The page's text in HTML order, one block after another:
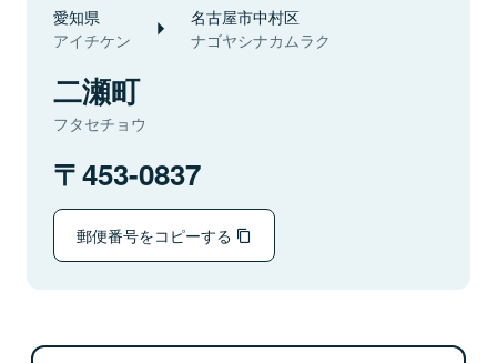
愛知県
アイチケン
名古屋市中村区
ナゴヤシナカムラク
二瀬町
フタセチョウ
453-0837
郵便番号をコピーする